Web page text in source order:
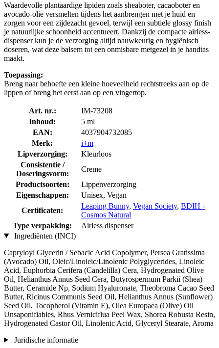
Waardevolle plantaardige lipiden zoals sheaboter, cacaoboter en
avocado-olie versmelten tijdens het aanbrengen met je huid en
zorgen voor een zijdezacht gevoel, terwijl een subtiele glossy finish
je natuurlijke schoonheid accentueert. Dankzij de compacte airless-
dispenser kun je de verzorging altijd nauwkeurig en hygiënisch
doseren, wat deze balsem tot een onmisbare metgezel in je handtas
maakt.
Toepassing:
Breng naar behoefte een kleine hoeveelheid rechtstreeks aan op de
lippen of breng het eerst aan op een vingertop.
Art. nr.:
IM-73208
Inhoud:
5 ml
EAN:
4037904732085
Merk:
i+m
Lipverzorging:
Kleurloos
Consistentie /
Doseringsvorm:
Creme
Productsoorten:
Lippenverzorging
Eigenschappen:
Unisex, Vegan
Certificaten:
Leaping Bunny, Vegan Society, BDIH -
Cosmos Natural
Type verpakking:
Airless dispenser
Ingrediënten (INCI)
Capryloyl Glycerin / Sebacic Acid Copolymer, Persea Gratissima
(Avocado) Oil, Oleic/Linoleic/Linolenic Polyglycerides, Linoleic
Acid, Euphorbia Cerifera (Candelilla) Cera, Hydrogenated Olive
Oil, Helianthus Annus Seed Cera, Butyrospermum Parkii (Shea)
Butter, Ceramide Np, Sodium Hyaluronate, Theobroma Cacao Seed
Butter, Ricinus Communis Seed Oil, Helianthus Annus (Sunflower)
Seed Oil, Tocopherol (Vitamin E), Olea Europaea (Olive) Oil
Unsaponifiables, Rhus Verniciflua Peel Wax, Shorea Robusta Resin,
Hydrogenated Castor Oil, Linolenic Acid, Glyceryl Stearate, Aroma
Juridische informatie